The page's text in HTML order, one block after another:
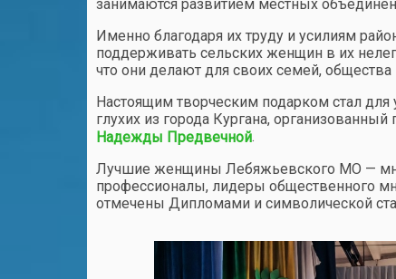
занимаются развитием местных
Именно благодаря их труду и усилиям
поддерживать сельских женщин в их
что они делают для своих семей, общества
Настоящим творческим подарком стал
глухих из города Кургана,
Надежды Предвечной.
Лучшие женщины Лебяжьевского МО —
профессионалы, лидеры общественного
отмечены Дипломами и символической